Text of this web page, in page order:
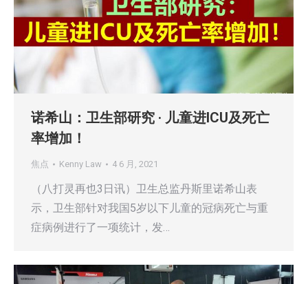
诺希山：卫生部研究 · 儿童进ICU及死亡
率增加！
焦点 Kenny Law 4 6 月, 2021
（八打灵再也3日讯）卫生总监丹斯里诺希山表
示，卫生部针对我国5岁以下儿童的冠病死亡与重
症病例进行了一项统计，发…